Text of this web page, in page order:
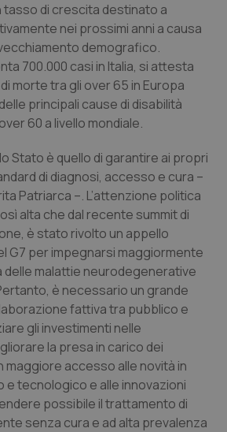
& Rettocolite Ulcerosa
& patologie neurodegenerative
tasso di crescita destinato a
nei prossimi anni a causa
demografico.
700.000 casi in Italia, si attesta
morte tra gli over 65 in Europa
principali cause di disabilità
60 a livello mondiale.
Stato è quello di garantire ai propri
di diagnosi, accesso e cura –
Patriarca –. L’attenzione politica
alta che dal recente summit di
è stato rivolto un appello
G7 per impegnarsi maggiormente
delle malattie neurodegenerative
è necessario un grande
fattiva tra pubblico e
gli investimenti nelle
la presa in carico dei
maggiore accesso alle novità in
e tecnologico e alle innovazioni
possibile il trattamento di
senza cura e ad alta prevalenza